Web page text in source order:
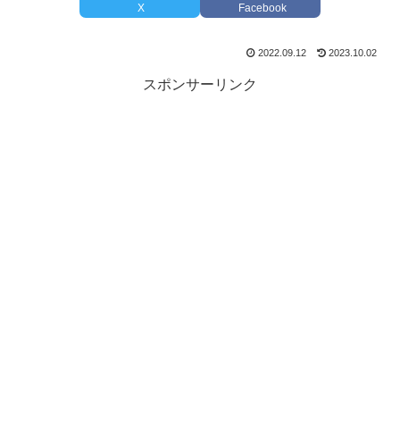
X Facebook
2022.09.12 2023.10.02
スポンサーリンク